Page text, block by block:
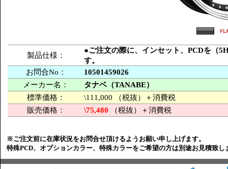
製品仕様：
●ご注文の際に、インセット、PCDを（
す。
お問合No：
10501459026
メーカー名：
タナベ（TANABE）
標準価格：
\111,000 （税抜）＋消費税
販売価格：
\75,480 （税抜）＋消費税
※ご注文前に在庫状況をお問合せ頂けるようお願い申し上げます。
特殊PCD、オプションカラー、特殊カラーをご希望の方は別途お見積致し